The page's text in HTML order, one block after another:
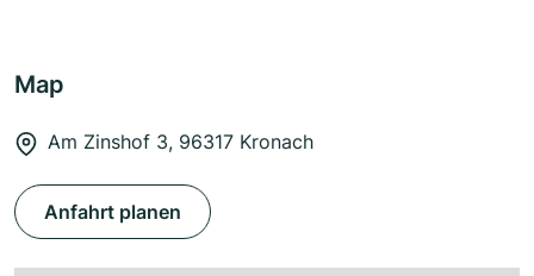
Map
Am Zinshof 3, 96317 Kronach
Anfahrt planen